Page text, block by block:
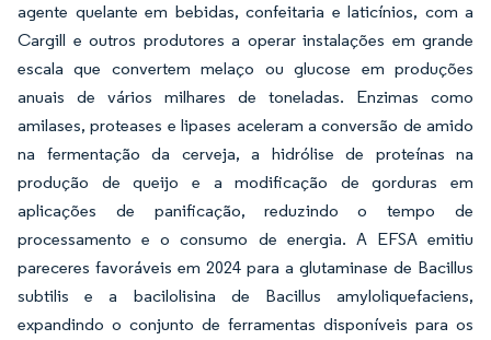
agente quelante em bebidas, confeitaria e laticínios, com a
Cargill e outros produtores a operar instalações em grande
escala que convertem melaço ou glucose em produções
anuais de vários milhares de toneladas. Enzimas como
amilases, proteases e lipases aceleram a conversão de amido
na fermentação da cerveja, a hidrólise de proteínas na
produção de queijo e a modificação de gorduras em
aplicações de panificação, reduzindo o tempo de
processamento e o consumo de energia. A EFSA emitiu
pareceres favoráveis em 2024 para a glutaminase de Bacillus
subtilis e a bacilolisina de Bacillus amyloliquefaciens,
expandindo o conjunto de ferramentas disponíveis para os